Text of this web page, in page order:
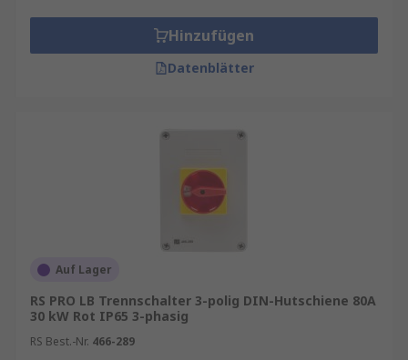
Hinzufügen
Datenblätter
Auf Lager
RS PRO LB Trennschalter 3-polig DIN-Hutschiene 80A
30 kW Rot IP65 3-phasig
RS Best.-Nr. 466-289